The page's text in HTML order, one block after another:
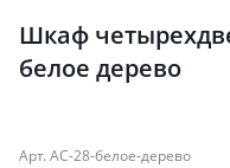
Шкаф
белое дерево
Арт. АС-28-белое-дерево